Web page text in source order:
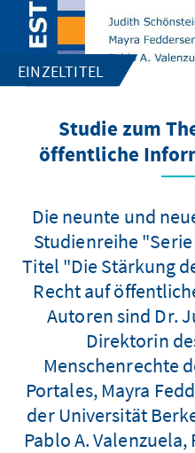
EINZELTITEL
Studie zum
öffentliche
Die neunte und
Studienreihe
Titel "Die Stärkung
Recht auf
Autoren sind Dr.
Direktorin
Menschenrechte
Portales, Mayra
der Universität
Pablo A.